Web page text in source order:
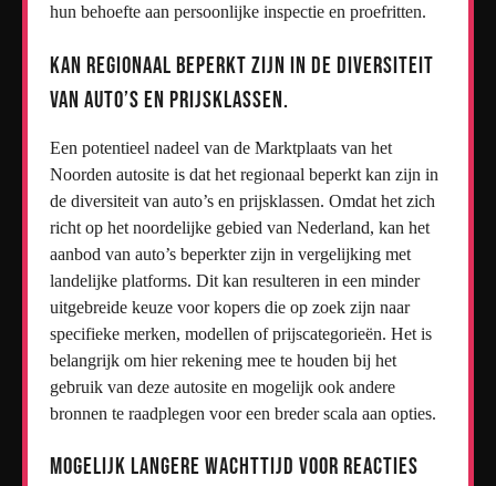
hun behoefte aan persoonlijke inspectie en proefritten.
Kan regionaal beperkt zijn in de diversiteit
van auto’s en prijsklassen.
Een potentieel nadeel van de Marktplaats van het
Noorden autosite is dat het regionaal beperkt kan zijn in
de diversiteit van auto’s en prijsklassen. Omdat het zich
richt op het noordelijke gebied van Nederland, kan het
aanbod van auto’s beperkter zijn in vergelijking met
landelijke platforms. Dit kan resulteren in een minder
uitgebreide keuze voor kopers die op zoek zijn naar
specifieke merken, modellen of prijscategorieën. Het is
belangrijk om hier rekening mee te houden bij het
gebruik van deze autosite en mogelijk ook andere
bronnen te raadplegen voor een breder scala aan opties.
Mogelijk langere wachttijd voor reacties